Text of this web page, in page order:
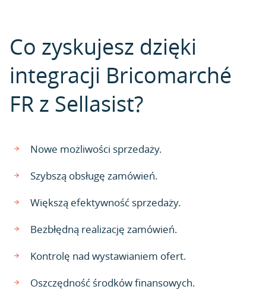
Co zyskujesz dzięki
integracji Bricomarché
FR z Sellasist?
Nowe możliwości sprzedaży.
Szybszą obsługę zamówień.
Większą efektywność sprzedaży.
Bezbłędną realizację zamówień.
Kontrolę nad wystawianiem ofert.
Oszczędność środków finansowych.